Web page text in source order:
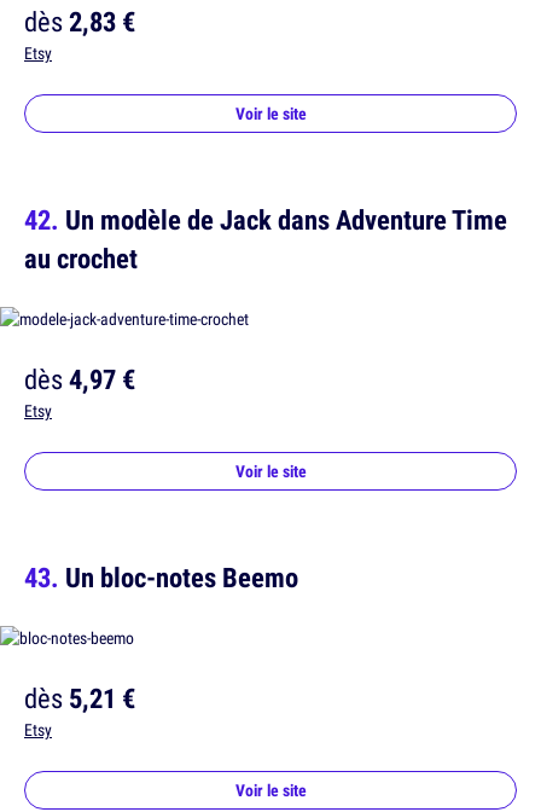
dès2,83 €
Etsy
Voir le site
Un modèle de Jack dans Adventure Time
au crochet
dès4,97 €
Etsy
Voir le site
Un bloc-notes Beemo
dès5,21 €
Etsy
Voir le site